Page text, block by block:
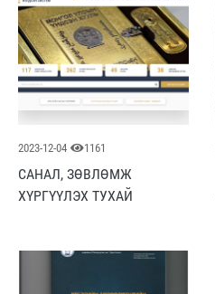
2023-12-04 1161
САНАЛ, ЗӨВЛӨМЖ
ХҮРГҮҮЛЭХ ТУХАЙ